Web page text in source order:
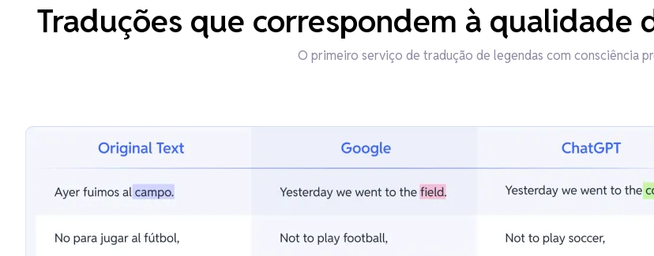
Traduções que correspondem à qualidade
O primeiro serviço de tradução de legendas com consciência